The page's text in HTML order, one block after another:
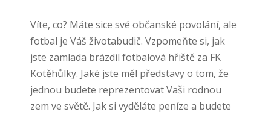
Víte, co? Máte sice své občanské povolání, ale
fotbal je Váš životabudič. Vzpomeňte si, jak
jste zamlada brázdil fotbalová hřiště za FK
Kotěhůlky. Jaké jste měl představy o tom, že
jednou budete reprezentovat Vaši rodnou
zem ve světě. Jak si vyděláte peníze a budete